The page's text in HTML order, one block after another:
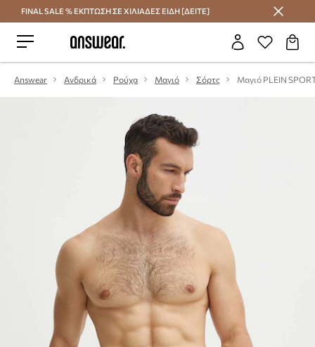
Εξοικονομήστε με το Answear Club
FINAL SALE % ΕΚΠΤΩΣΗ ΣΕ ΧΙΛΙΑΔΕΣ ΕΙΔΗ [ΔΕΙΤΕ]
Answear Ανδρικά Ρούχα Μαγιό Σόρτς Μαγιό PLEIN